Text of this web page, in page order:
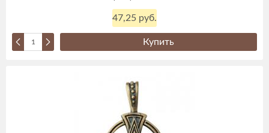
47,25 руб.
Купить